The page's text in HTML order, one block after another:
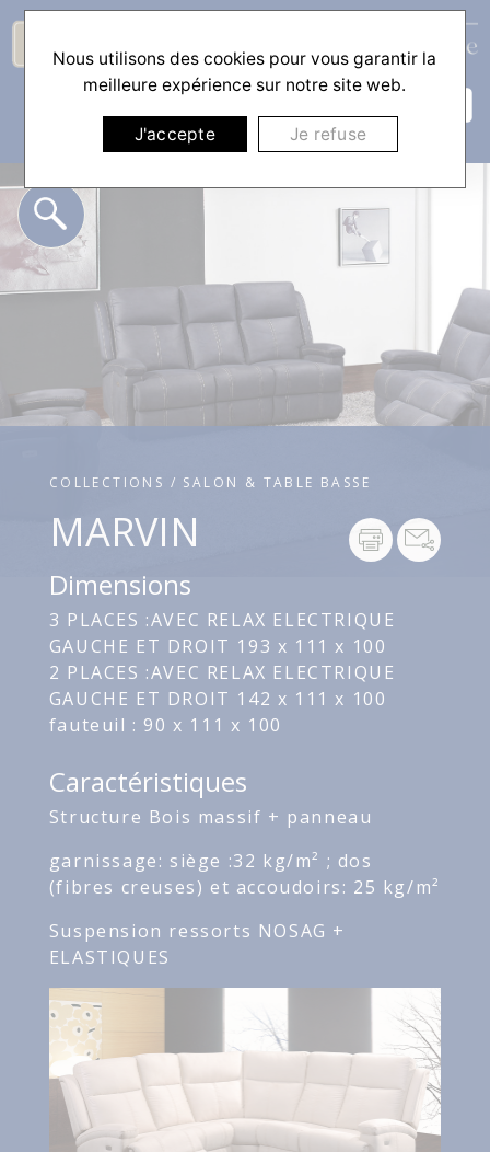
☰
COLLECTIONS / SALON & TABLE BASSE
MARVIN
Dimensions
3 PLACES :AVEC RELAX ELECTRIQUE
GAUCHE ET DROIT 193 x 111 x 100
2 PLACES :AVEC RELAX ELECTRIQUE
GAUCHE ET DROIT 142 x 111 x 100
fauteuil : 90 x 111 x 100
Caractéristiques
Structure Bois massif + panneau
garnissage: siège :32 kg/m² ; dos
(fibres creuses) et accoudoirs: 25 kg/m²
Suspension ressorts NOSAG +
ELASTIQUES
Nous utilisons des cookies pour vous garantir la
meilleure expérience sur notre site web.
J'accepte Je refuse